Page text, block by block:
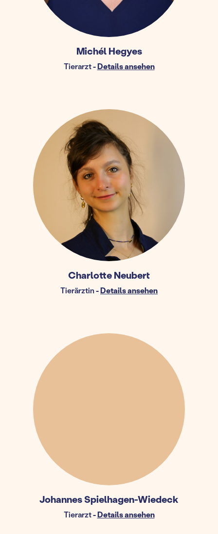
Michél Hegyes
Tierarzt-Details ansehen
Charlotte Neubert
Tierärztin-Details ansehen
Johannes Spielhagen-Wiedeck
Tierarzt-Details ansehen